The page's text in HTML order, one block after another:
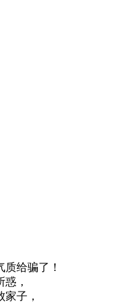
给骗了！
，
子，